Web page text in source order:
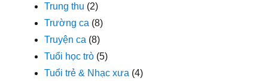
Trung thu (2)
Trường ca (8)
Truyện ca (8)
Tuổi học trò (5)
Tuổi trẻ & Nhạc xưa (4)